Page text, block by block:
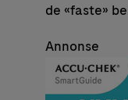
de «faste»
Annonse